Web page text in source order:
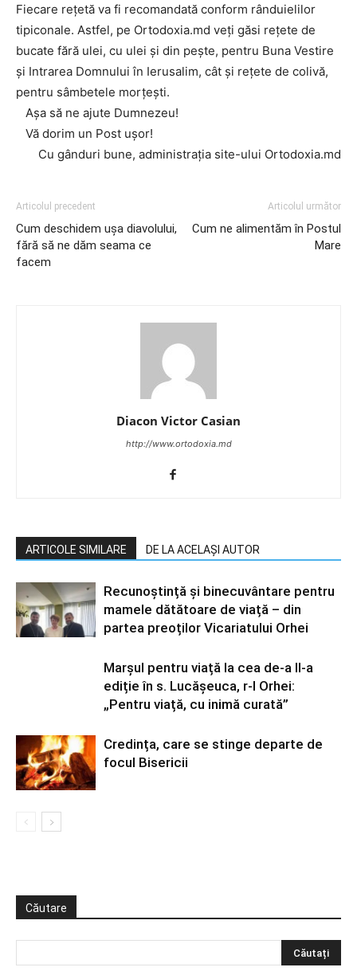
Fiecare rețetă va fi recomandată conform rânduielilor
tipiconale. Astfel, pe Ortodoxia.md veți găsi rețete de
bucate fără ulei, cu ulei și din pește, pentru Buna Vestire
și Intrarea Domnului în Ierusalim, cât și rețete de colivă,
pentru sâmbetele morțești.
Așa să ne ajute Dumnezeu!
Vă dorim un Post ușor!
Cu gânduri bune, administrația site-ului Ortodoxia.md
Articolul precedent
Cum deschidem ușa diavolului,
fără să ne dăm seama ce
facem
Articolul următor
Cum ne alimentăm în Postul
Mare
Diacon Victor Casian
http://www.ortodoxia.md
ARTICOLE SIMILARE DE LA ACELAȘI AUTOR
Recunoștință și binecuvântare pentru
mamele dătătoare de viață – din
partea preoților Vicariatului Orhei
Marșul pentru viață la cea de-a II-a
ediție în s. Lucășeuca, r-l Orhei:
„Pentru viață, cu inimă curată”
Credința, care se stinge departe de
focul Bisericii
Căutare